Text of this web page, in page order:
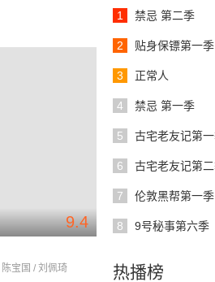
1 禁忌 第二季
2 贴身保镖第一季
3 正常人
4 禁忌 第一季
5 古宅老友记第
6 古宅老友记第
7 伦敦黑帮第一季
8 9号秘事第六季
热播榜
9.4
宝国 / 刘佩琦